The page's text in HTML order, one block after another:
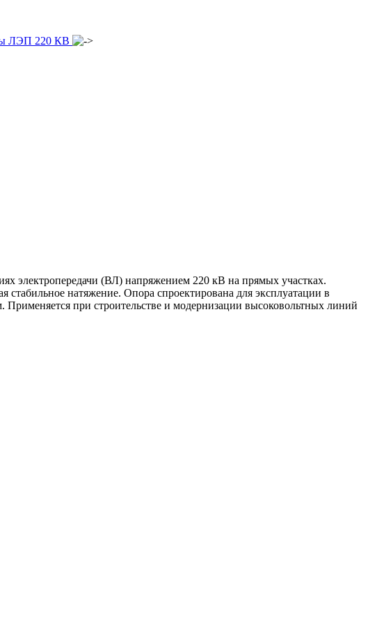
ЛЭП 220 КВ
электропередачи (ВЛ) напряжением 220 кВ на прямых участках.
натяжение. Опора спроектирована для эксплуатации в
при строительстве и модернизации высоковольтных линий